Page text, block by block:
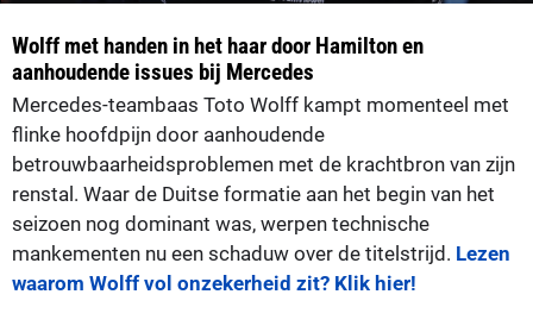
Wolff met handen in het haar door Hamilton en
aanhoudende issues bij Mercedes
Mercedes-teambaas Toto Wolff kampt momenteel met
flinke hoofdpijn door aanhoudende
betrouwbaarheidsproblemen met de krachtbron van zijn
renstal. Waar de Duitse formatie aan het begin van het
seizoen nog dominant was, werpen technische
mankementen nu een schaduw over de titelstrijd. Lezen
waarom Wolff vol onzekerheid zit? Klik hier!